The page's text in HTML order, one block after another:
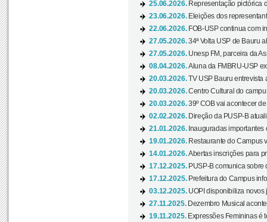
25.06.2026. Representação pictórica
23.06.2026. Eleições dos
22.06.2026. FOB-USP continua com
27.05.2026.34ª Volta USP de Bauru
27.05.2026. Unesp FM, parceira da
08.04.2026.Aluna da FMBRU-USP
20.03.2026.TV USP Bauru entrevista
20.03.2026.Centro Cultural do
20.03.2026.39º COB vai acontecer
02.02.2026. Direção da PUSP-B
21.01.2026. Inauguradas
19.01.2026. Restaurante do Campus
14.01.2026.Abertas inscrições para
17.12.2025. PUSP-B comunica sobre
17.12.2025. Prefeitura do Campus
03.12.2025. UOPI disponibiliza novos
27.11.2025. Dezembro Musical
19.11.2025. Expressões Femininas é